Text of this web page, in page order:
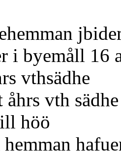
16
vth
till höö
hafuer